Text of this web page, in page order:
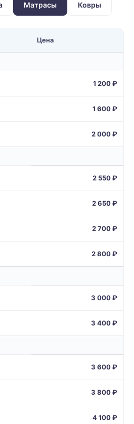
Матрасы Ковры
Цена
1 200 ₽
1 600 ₽
2 000 ₽
2 550 ₽
2 650 ₽
2 700 ₽
2 800 ₽
3 000 ₽
3 400 ₽
3 600 ₽
3 800 ₽
4 100 ₽